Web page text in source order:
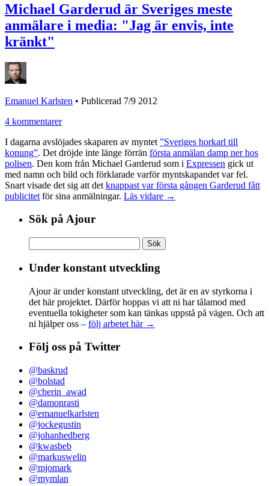
Michael Garderud är Sveriges meste
anmälare i media: "Jag är envis, inte
kränkt"
Emanuel Karlsten • Publicerad 7/9 2012
4 kommentarer
I dagarna avslöjades skaparen av myntet ”Sveriges horkarl till
konung”. Det dröjde inte länge förrän första anmälan damp ner hos
polisen. Den kom från Michael Garderud som i Expressen gick ut
med namn och bild och förklarade varför myntskapandet var fel.
Snart visade det sig att det knappast var första gången Garderud fått
publicitet för sina anmälningar. Läs vidare →
Sök på Ajour
efter:
Under konstant utveckling
Ajour är under konstant utveckling, det är en av styrkorna i
det här projektet. Därför hoppas vi att ni har tålamod med
eventuella tokigheter som kan tänkas uppstå på vägen. Och att
ni hjälper oss – följ arbetet här →
Följ oss på Twitter
@baskrud
@bolstad
@cherin_awad
@damonrasti
@emanuelkarlsten
@jockegustin
@johanhedberg
@kwasbeb
@markuswelin
@mjomark
@mymlan